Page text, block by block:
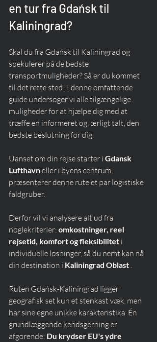
en tur fra Gdańsk til
Kaliningrad?
Skal du fra Gdańsk til Kaliningrad og
spekulerer på de bedste
transportmuligheder? Så er du kommet
til det rette sted! I denne omfattende
guide undersøger vi alle tilgængelige
muligheder for at hjælpe dig med at
træffe en informeret og, ærligt talt, den
bedste beslutning for dig.
Uanset om din rejse starter i Gdansk
Lufthavn eller i byens centrum,
præsenterer denne rute et par logistiske
faldgruber.
Derfor vil vi analysere alt ud fra
nøglekriterier: omkostninger, reel
rejsetid, komfort og fleksibilitet i
individuelle løsninger, så du nemt kan nå
din destination i Kaliningrad Oblast
Ruten Gdańsk-Kaliningrad ligger
geografisk set kun et stenkast væk, men
har sine egne unikke karakteristika. Én
grundlæggende kendsgerning er
afgørende: Du krydser EU's ydre